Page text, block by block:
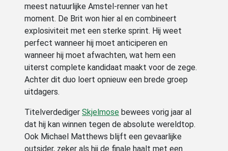
meest natuurlijke Amstel-renner van het
moment. De Brit won hier al en combineert
explosiviteit met een sterke sprint. Hij weet
perfect wanneer hij moet anticiperen en
wanneer hij moet afwachten, wat hem een
uiterst complete kandidaat maakt voor de zege.
Achter dit duo loert opnieuw een brede groep
uitdagers.
Titelverdediger Skjelmose bewees vorig jaar al
dat hij kan winnen tegen de absolute wereldtop.
Ook Michael Matthews blijft een gevaarlijke
outsider, zeker als hij de finale haalt met een